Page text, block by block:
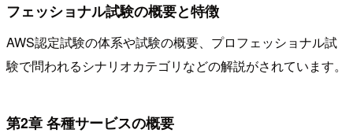
フェッショナル試験の概要と特徴
AWS認定試験の体系や試験の概要、プロフェッショナル試
験で問われるシナリオカテゴリなどの解説がされています。
第2章 各種サービスの概要